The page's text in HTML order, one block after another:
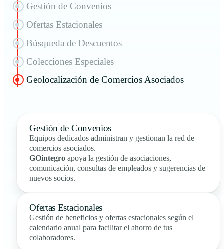
Gestión de Convenios
Ofertas Estacionales
Búsqueda de Descuentos
Colecciones Especiales
Geolocalización de Comercios Asociados
Gestión de Convenios
Equipos dedicados administran y gestionan la red de
comercios asociados.
GOintegro apoya la gestión de asociaciones,
comunicación, consultas de empleados y sugerencias de
nuevos socios.
Ofertas Estacionales
Gestión de beneficios y ofertas estacionales según el
calendario anual para facilitar el ahorro de tus
colaboradores.